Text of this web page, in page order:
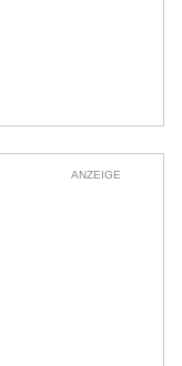
ANZEIGE